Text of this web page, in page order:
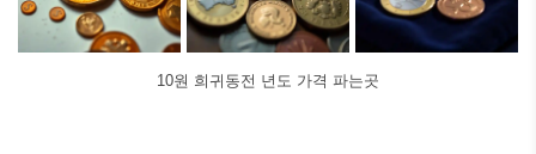
10원 희귀동전 년도 가격 파는곳